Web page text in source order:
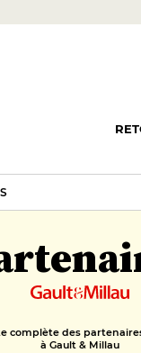
complète des
à Gault & Millau